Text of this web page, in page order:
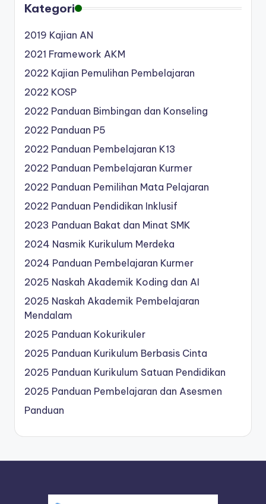
Kategori
2019 Kajian AN
2021 Framework AKM
2022 Kajian Pemulihan Pembelajaran
2022 KOSP
2022 Panduan Bimbingan dan Konseling
2022 Panduan P5
2022 Panduan Pembelajaran K13
2022 Panduan Pembelajaran Kurmer
2022 Panduan Pemilihan Mata Pelajaran
2022 Panduan Pendidikan Inklusif
2023 Panduan Bakat dan Minat SMK
2024 Nasmik Kurikulum Merdeka
2024 Panduan Pembelajaran Kurmer
2025 Naskah Akademik Koding dan AI
2025 Naskah Akademik Pembelajaran
Mendalam
2025 Panduan Kokurikuler
2025 Panduan Kurikulum Berbasis Cinta
2025 Panduan Kurikulum Satuan Pendidikan
2025 Panduan Pembelajaran dan Asesmen
Panduan